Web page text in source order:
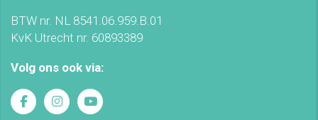
BTW nr. NL 8541.06.959.B.01
KvK Utrecht nr. 60893389
Volg ons ook via: